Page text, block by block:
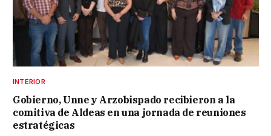
INTERIOR
Gobierno, Unne y Arzobispado recibieron a la
comitiva de Aldeas en una jornada de reuniones
estratégicas